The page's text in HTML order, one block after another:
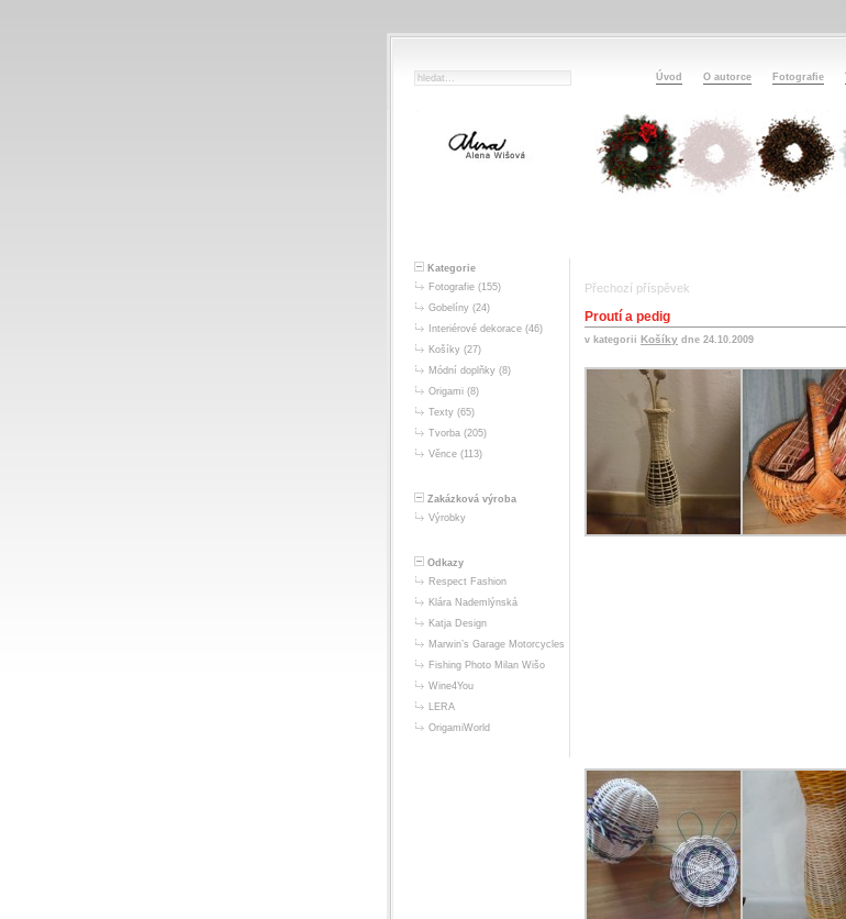
Úvod O autorce Fotografie
Kategorie
Fotografie (155)
Gobelíny (24)
Interiérové dekorace (46)
Košíky (27)
Módní doplňky (8)
Origami (8)
Texty (65)
Tvorba (205)
Věnce (113)
Zakázková výroba
Výrobky
Odkazy
Respect Fashion
Klára Nademlýnská
Katja Design
Marwin’s Garage Motorcycles
Fishing Photo Milan Wišo
Wine4You
LERA
OrigamiWorld
Přechozí příspěvek
Proutí a pedig
v kategorii Košíky dne 24.10.2009